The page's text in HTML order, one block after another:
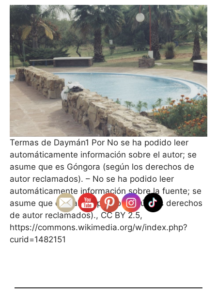
Termas de Daymán1 Por No se ha podido leer
automáticamente información sobre el autor; se
asume que es Góngora (según los derechos de
autor reclamados). – No se ha podido leer
automáticamente información sobre la fuente; se
asume que es trabajo propio (según los derechos
de autor reclamados)., CC BY 2.5,
https://commons.wikimedia.org/w/index.php?
curid=1482151